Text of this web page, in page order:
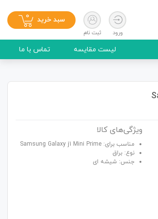
ورود ثبت نام
سبد خرید 0
لیست مقایسه تماس با ما
ویژگی‌های کالا
مناسب برای: Samsung Galaxy j1 Mini Prime
نوع: براق
جنس: شیشه ای